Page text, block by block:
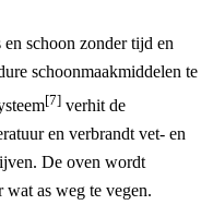
schoon zonder tijd en
schoonmaakmiddelen te
[7] verhit de
en verbrandt vet- en
De oven wordt
wat as weg te vegen.